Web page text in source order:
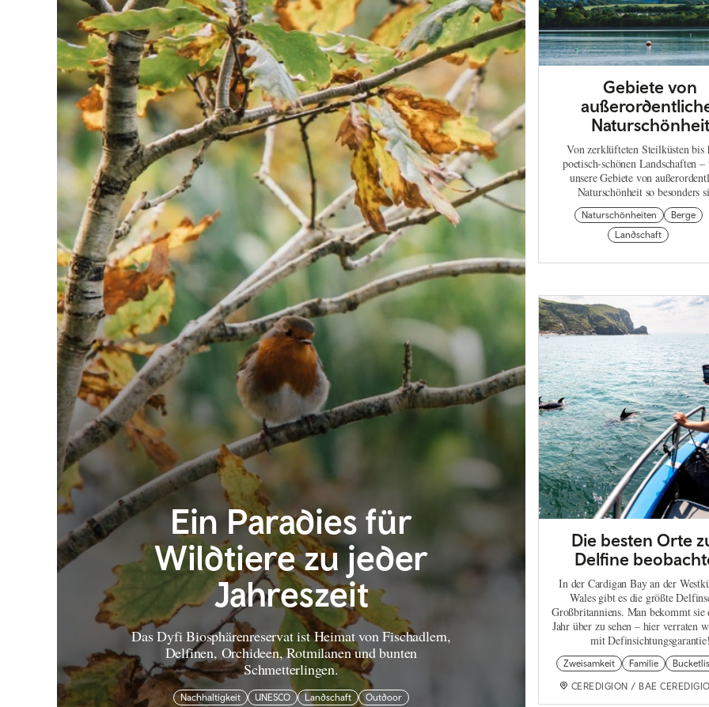
Ein Paradies für
Wildtiere zu jeder
Jahreszeit
Das Dyfi Biosphärenreservat ist Heimat von Fischadlern,
Delfinen, Orchideen, Rotmilanen und bunten
Schmetterlingen.
Nachhaltigkeit UNESCO Landschaft Outdoor
Gebiete von
Naturschönheit
Von zerklüfteten Steilküsten bis
poetisch-schönen Landschaften
unsere Gebiete von
Naturschönheit so besonders
Naturschönheiten
Berge
Landschaft
Die besten Orte
Delfine
In der Cardigan Bay an der
Wales gibt es die größte
Großbritanniens. Man bekommt sie
Jahr über zu sehen – hier verraten
mit
Zweisamkeit Familie
CEREDIGION / BAE